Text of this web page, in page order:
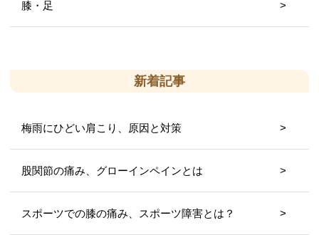
膝・足
新着記事
梅雨にひどい肩こり、原因と対策
股関節の痛み、グローインペインとは
スポーツでの膝の痛み、スポーツ障害とは？